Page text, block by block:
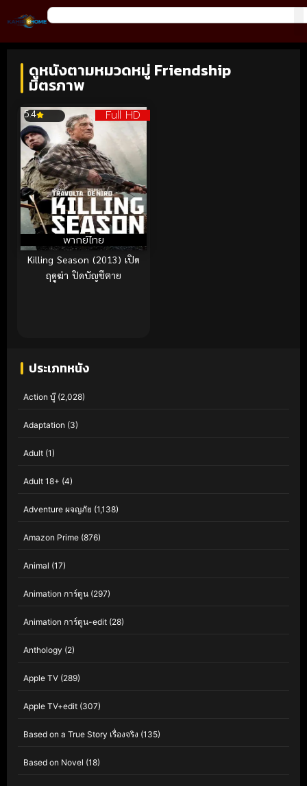
ดูหนังตามหมวดหมู่ Friendship
มิตรภาพ
Full HD
พากย์ไทย
5.4
Killing Season (2013) เปิด
ฤดูฆ่า ปิดบัญชีตาย
ประเภทหนัง
Action บู๊(2,028)
Adaptation (3)
Adult (1)
Adult 18+ (4)
Adventure ผจญภัย (1,138)
Amazon Prime (876)
Animal (17)
Animation การ์ตูน (297)
Animation การ์ตูน-edit (28)
Anthology (2)
Apple TV (289)
Apple TV+edit (307)
Based on a True Story เรื่องจริง (135)
Based on Novel (18)